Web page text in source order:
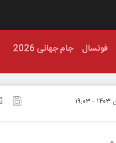
فوتسال جام جهانی 2026